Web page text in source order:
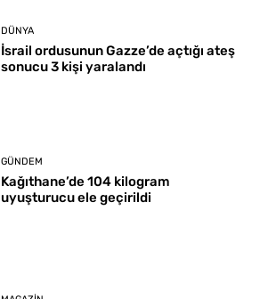
DÜNYA
İsrail ordusunun Gazze’de açtığı ateş
sonucu 3 kişi yaralandı
GÜNDEM
Kağıthane’de 104 kilogram
uyuşturucu ele geçirildi